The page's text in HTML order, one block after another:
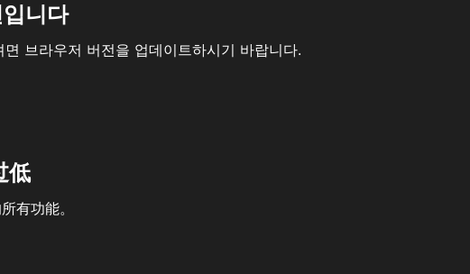
니다
브라우저 버전을 업데이트하시기 바랍니다.
低
有功能。